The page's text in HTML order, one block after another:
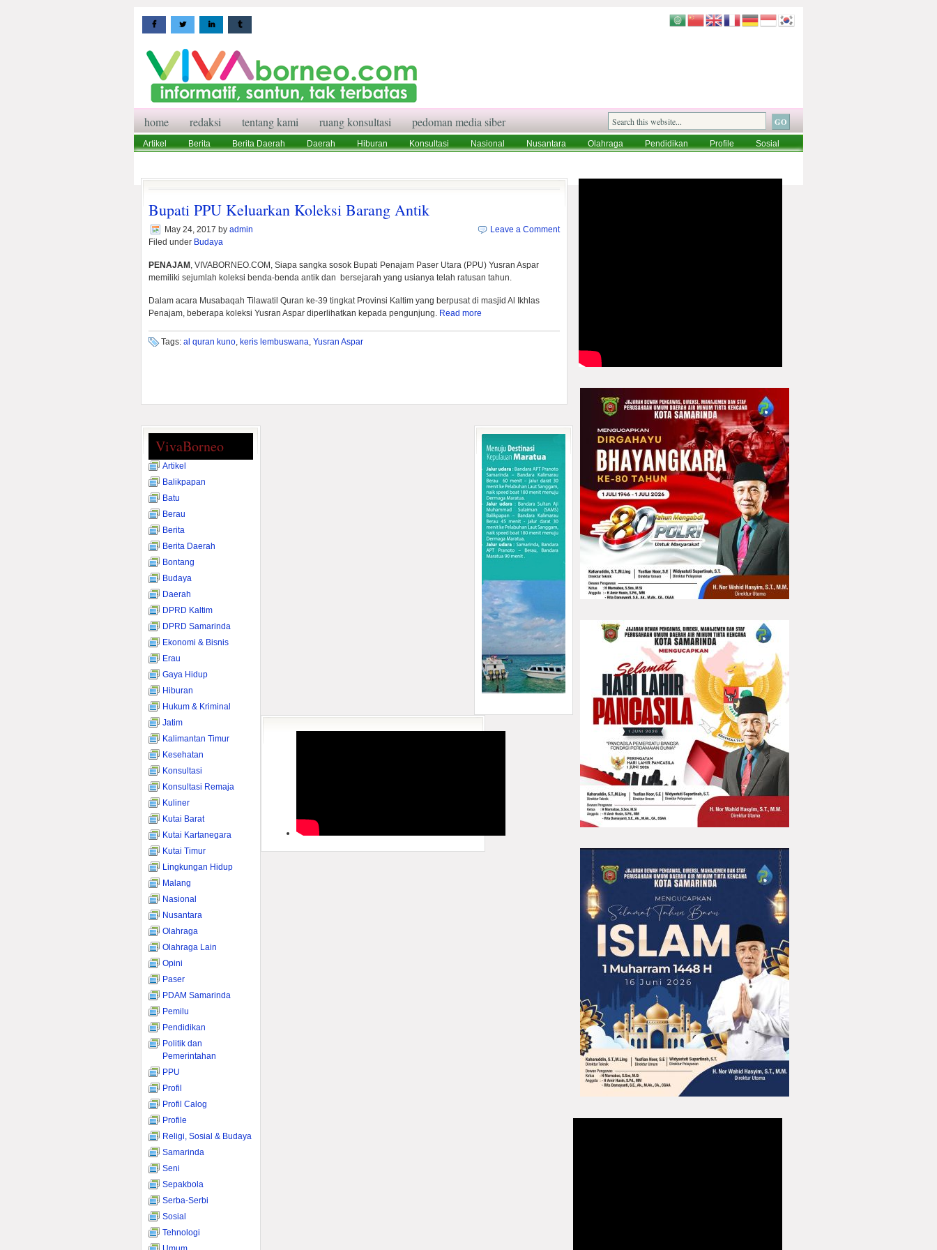
home redaksi tentang kami ruang konsultasi pedoman media siber
Artikel Berita Berita Daerah Daerah Hiburan Konsultasi Nasional Nusantara Olahraga Pendidikan Profile
Sosial
Bupati PPU Keluarkan Koleksi Barang Antik
May 24, 2017 by admin
Filed under Budaya
Leave a Comment
PENAJAM , VIVABORNEO.COM, Siapa sangka sosok Bupati Penajam Paser Utara (PPU) Yusran Aspar
memiliki sejumlah koleksi benda-benda antik dan bersejarah yang usianya telah ratusan tahun.
Dalam acara Musabaqah Tilawatil Quran ke-39 tingkat Provinsi Kaltim yang berpusat di masjid Al Ikhlas
Penajam, beberapa koleksi Yusran Aspar diperlihatkan kepada pengunjung. Read more
Tags: al quran kuno, keris lembuswana, Yusran Aspar
VivaBorneo
Artikel
Balikpapan
Batu
Berau
Berita
Berita Daerah
Bontang
Budaya
Daerah
DPRD Kaltim
DPRD Samarinda
Ekonomi & Bisnis
Erau
Gaya Hidup
Hiburan
Hukum & Kriminal
Jatim
Kalimantan Timur
Kesehatan
Konsultasi
Konsultasi Remaja
Kuliner
Kutai Barat
Kutai Kartanegara
Kutai Timur
Lingkungan Hidup
Malang
Nasional
Nusantara
Olahraga
Olahraga Lain
Opini
Paser
PDAM Samarinda
Pemilu
Pendidikan
Politik dan
Pemerintahan
PPU
Profil
Profil Calog
Profile
Religi, Sosial & Budaya
Samarinda
Seni
Sepakbola
Serba-Serbi
Sosial
Tehnologi